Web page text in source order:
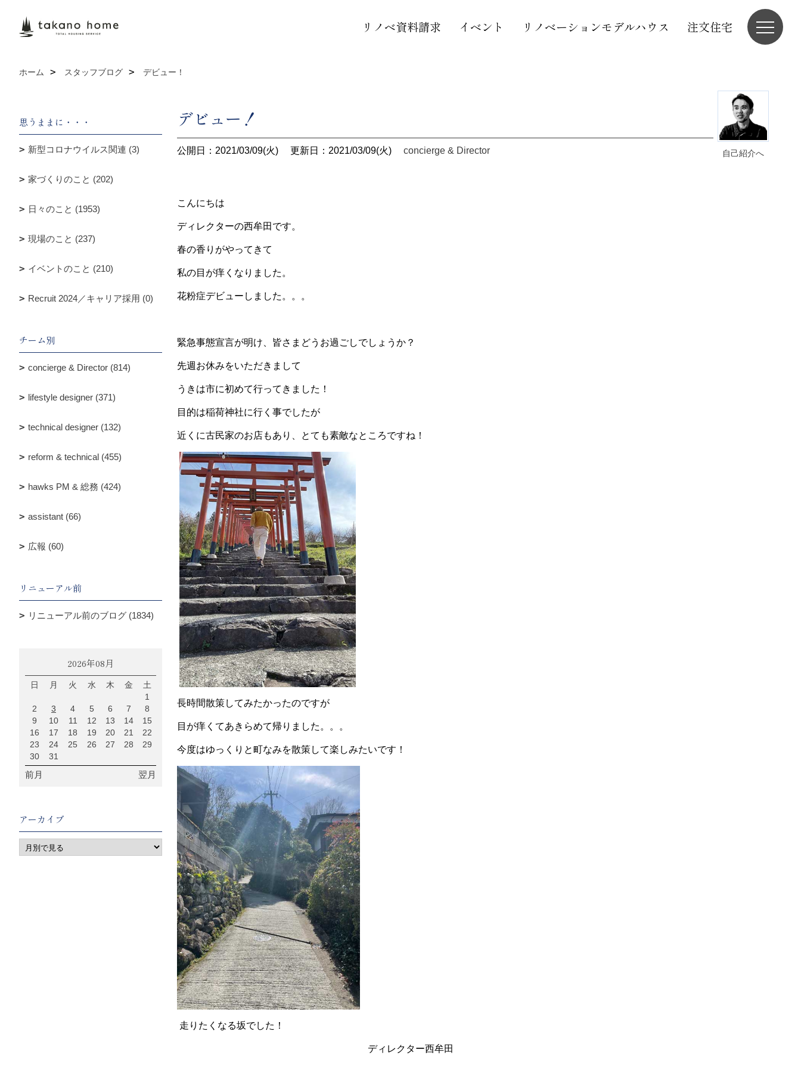
リノベ資料請求 イベント リノベーションモデルハウス 注文住宅
ホーム スタッフブログ デビュー！
自己紹介へ
デビュー！
公開日：2021/03/09(火) 更新日：2021/03/09(火) concierge & Director
こんにちは
ディレクターの西牟田です。
春の香りがやってきて
私の目が痒くなりました。
花粉症デビューしました。。。
緊急事態宣言が明け、皆さまどうお過ごしでしょうか？
先週お休みをいただきまして
うきは市に初めて行ってきました！
目的は稲荷神社に行く事でしたが
近くに古民家のお店もあり、とても素敵なところですね！
長時間散策してみたかったのですが
目が痒くてあきらめて帰りました。。。
今度はゆっくりと町なみを散策して楽しみたいです！
走りたくなる坂でした！
ディレクター西牟田
思うままに・・・
新型コロナウイルス関連 (3)
家づくりのこと (202)
日々のこと (1953)
現場のこと (237)
イベントのこと (210)
Recruit 2024／キャリア採用 (0)
チーム別
concierge & Director (814)
lifestyle designer (371)
technical designer (132)
reform & technical (455)
hawks PM & 総務 (424)
assistant (66)
広報 (60)
リニューアル前
リニューアル前のブログ (1834)
2026年08月
日 月 火 水 木 金
土
1
2
3 4 5 6 7
8
9
10 11 12 13 14
15
16
17 18 19 20 21
22
23
24 25 26 27 28
29
30
31
前月 翌月
アーカイブ